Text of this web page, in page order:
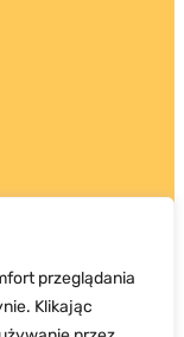
przeglądania
Klikając